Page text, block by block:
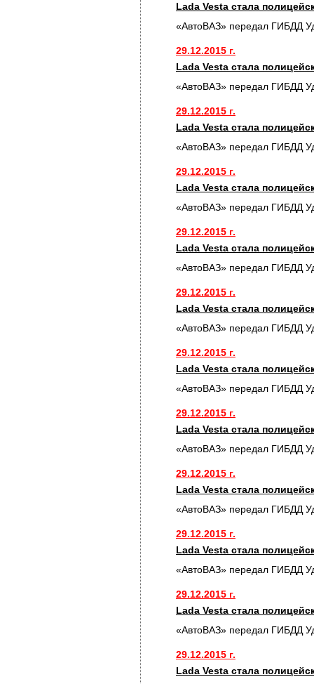
Lada Vesta стала
«АвтоВАЗ» передал ГИБДД
29.12.2015 г.
Lada Vesta стала
«АвтоВАЗ» передал ГИБДД
29.12.2015 г.
Lada Vesta стала
«АвтоВАЗ» передал ГИБДД
29.12.2015 г.
Lada Vesta стала
«АвтоВАЗ» передал ГИБДД
29.12.2015 г.
Lada Vesta стала
«АвтоВАЗ» передал ГИБДД
29.12.2015 г.
Lada Vesta стала
«АвтоВАЗ» передал ГИБДД
29.12.2015 г.
Lada Vesta стала
«АвтоВАЗ» передал ГИБДД
29.12.2015 г.
Lada Vesta стала
«АвтоВАЗ» передал ГИБДД
29.12.2015 г.
Lada Vesta стала
«АвтоВАЗ» передал ГИБДД
29.12.2015 г.
Lada Vesta стала
«АвтоВАЗ» передал ГИБДД
29.12.2015 г.
Lada Vesta стала
«АвтоВАЗ» передал ГИБДД
29.12.2015 г.
Lada Vesta стала